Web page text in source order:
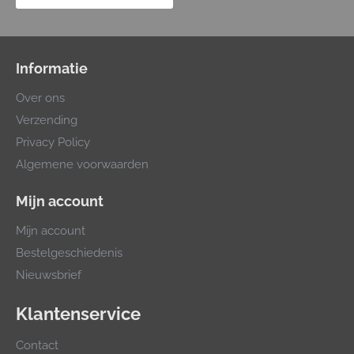
Informatie
Over ons
Verzending
Privacy Policy
Algemene voorwaarden
Mijn account
Mijn account
Bestelgeschiedenis
Nieuwsbrief
Klantenservice
Contact